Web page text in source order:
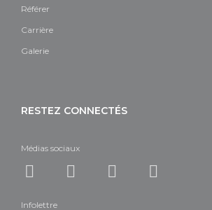
Référer
Carrière
Galerie
RESTEZ CONNECTÉS
Médias sociaux
Infolettre